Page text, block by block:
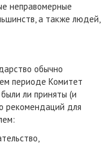
неправомерные
а также людей,
обычно
периоде Комитет
ли приняты (и
рекомендаций для